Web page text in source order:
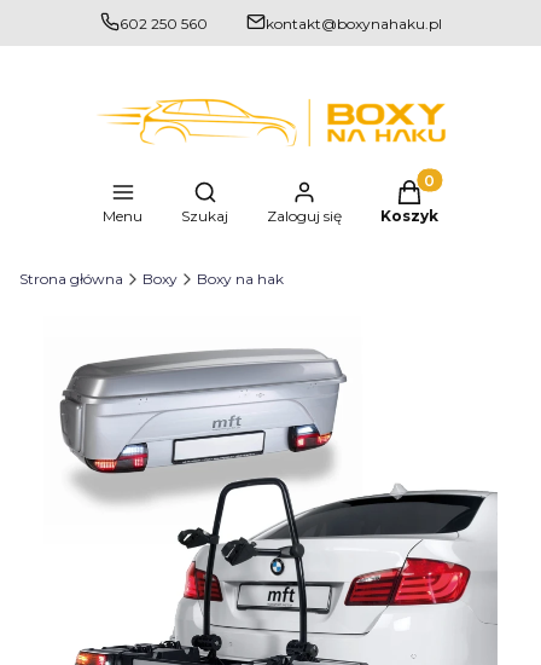
602 250 560 kontakt@boxynahaku.pl
Menu
Otwórz wyszukiwarkę
Szukaj Zaloguj się
Produkty w
Koszyk
Strona główna Boxy Boxy na hak